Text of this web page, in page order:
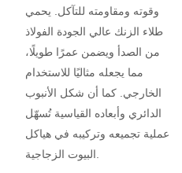
وقوته ومقاومته للتآكل. يحمي
طلاء الزنك عالي الجودة الفولاذ
من الصدأ ويضمن عمرًا طويلًا،
مما يجعله مثاليًا للاستخدام
الخارجي. كما أن شكل الأنبوب
الدائري وأبعاده القياسية تُسهّل
عملية تجميعه وتركيبه في هياكل